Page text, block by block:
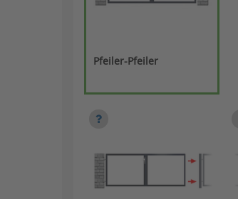
Pfeiler-Pfeiler